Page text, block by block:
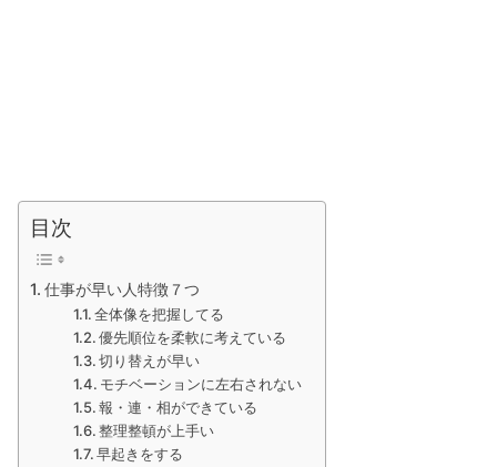
目次
仕事が早い人特徴７つ
全体像を把握してる
優先順位を柔軟に考えている
切り替えが早い
モチベーションに左右されない
報・連・相ができている
整理整頓が上手い
早起きをする